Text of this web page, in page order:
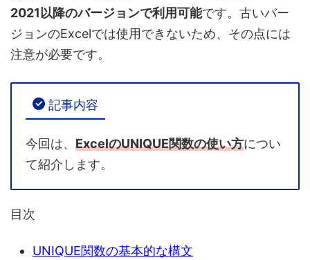
2021以降のバージョンで利用可能です。古いバー
ジョンのExcelでは使用できないため、その点には
注意が必要です。
記事内容
今回は、 ExcelのUNIQUE関数の使い方につい
て紹介します。
目次
UNIQUE関数の基本的な構文